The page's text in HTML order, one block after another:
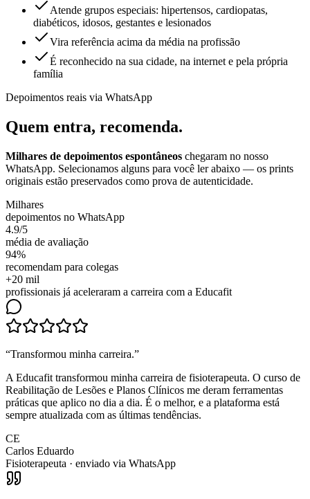
Atende grupos especiais: hipertensos, cardiopatas,
diabéticos, idosos, gestantes e lesionados
Vira referência acima da média na profissão
É reconhecido na sua cidade, na internet e pela própria
família
Depoimentos reais via WhatsApp
Quem entra, recomenda.
Milhares de depoimentos espontâneos chegaram no nosso
WhatsApp. Selecionamos alguns para você ler abaixo — os prints
originais estão preservados como prova de autenticidade.
Milhares
depoimentos no WhatsApp
4.9/5
média de avaliação
94%
recomendam para colegas
+20 mil
profissionais já aceleraram a carreira com a Educafit
“Transformou minha carreira.”
A Educafit transformou minha carreira de fisioterapeuta. O curso de
Reabilitação de Lesões e Planos Clínicos me deram ferramentas
práticas que aplico no dia a dia. É o melhor, e a plataforma está
sempre atualizada com as últimas tendências.
CE
Carlos Eduardo
Fisioterapeuta · enviado via WhatsApp